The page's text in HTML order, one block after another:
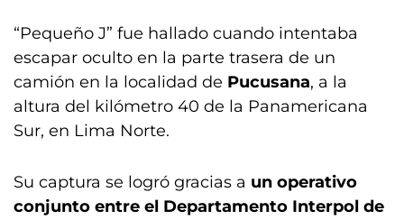
“Pequeño J” fue hallado cuando intentaba
escapar oculto en la parte trasera de un
camión en la localidad de Pucusana, a la
altura del kilómetro 40 de la Panamericana
Sur, en Lima Norte.
Su captura se logró gracias a un operativo
conjunto entre el Departamento Interpol de